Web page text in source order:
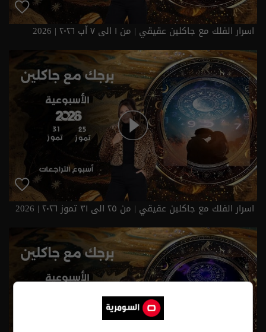
اسرار الفلك مع جاكلين عقيقي | من ١ الى ٧ آب ٢٠٢٦ | 2026
اسرار الفلك مع جاكلين عقيقي | من ٢٥ الى ٣١ تموز ٢٠٢٦ | 2026